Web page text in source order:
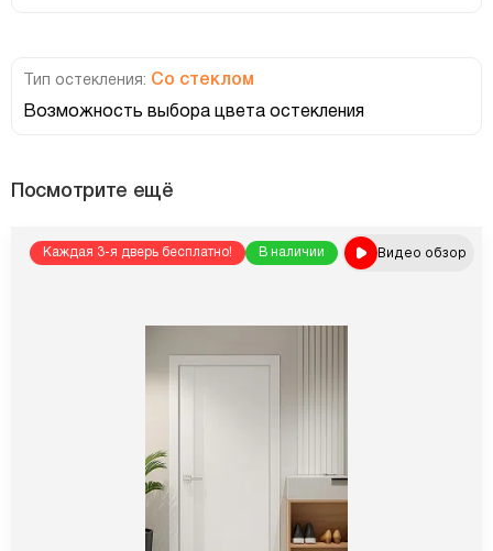
Тип остекления: Со стеклом
Возможность выбора цвета остекления
Посмотрите ещё
Каждая 3-я дверь бесплатно! В наличии Видео обзор